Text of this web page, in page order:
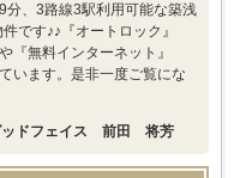
分、3路線3駅利用可能な築浅
です♪♪『オートロック』
『無料インターネット』
います。是非一度ご覧にな
ッドフェイス 前田 将芳